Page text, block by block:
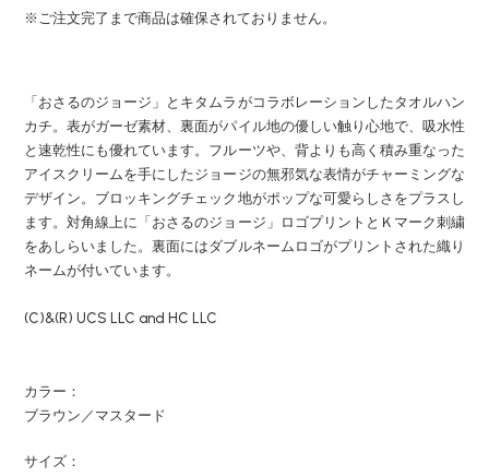
※ご注文完了まで商品は確保されておりません。
「おさるのジョージ」とキタムラがコラボレーションしたタオルハン
カチ。表がガーゼ素材、裏面がパイル地の優しい触り心地で、吸水性
と速乾性にも優れています。フルーツや、背よりも高く積み重なった
アイスクリームを手にしたジョージの無邪気な表情がチャーミングな
デザイン。ブロッキングチェック地がポップな可愛らしさをプラスし
ます。対角線上に「おさるのジョージ」ロゴプリントとＫマーク刺繍
をあしらいました。裏面にはダブルネームロゴがプリントされた織り
ネームが付いています。
(C)&(R) UCS LLC and HC LLC
カラー：
ブラウン／マスタード
サイズ：